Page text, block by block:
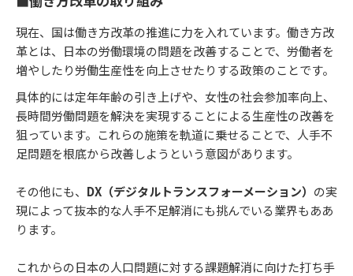
現在、国は働き方改革の推進に力を入れています。働き方改
革とは、日本の労働環境の問題を改善することで、労働者を
増やしたり労働生産性を向上させたりする政策のことです。
具体的には定年年齢の引き上げや、女性の社会参加率向上、
長時間労働問題を解決を実現することによる生産性の改善を
狙っています。これらの施策を軌道に乗せることで、人手不
足問題を根底から改善しようという意図があります。
その他にも、 DX（デジタルトランスフォーメーション） の実
現によって抜本的な人手不足解消にも挑んでいる業界もああ
ります。
これからの日本の人口問題に対する課題解消に向けた打ち手